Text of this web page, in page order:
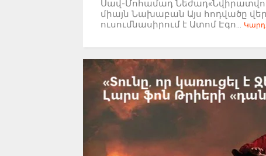
Սավ-Մոհամադ
միայն Նախաբան Այս հոդվածը
ուսումնասիրում է Ատոմ Էգո...